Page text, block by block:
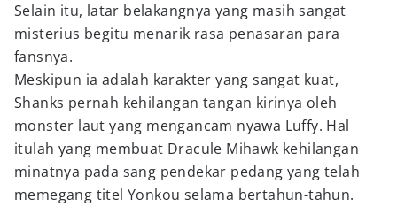
Selain itu, latar belakangnya yang masih sangat
misterius begitu menarik rasa penasaran para
fansnya.
Meskipun ia adalah karakter yang sangat kuat,
Shanks pernah kehilangan tangan kirinya oleh
monster laut yang mengancam nyawa Luffy. Hal
itulah yang membuat Dracule Mihawk kehilangan
minatnya pada sang pendekar pedang yang telah
memegang titel Yonkou selama bertahun-tahun.